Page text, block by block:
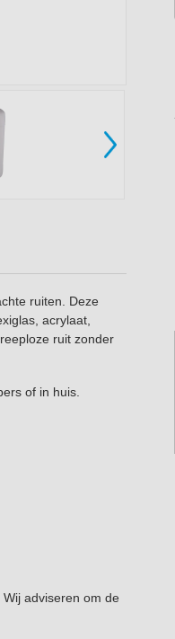
ruiten. Deze
acrylaat,
ruit zonder
of in huis.
adviseren om de